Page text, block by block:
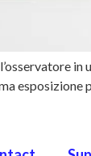
in
esposizione